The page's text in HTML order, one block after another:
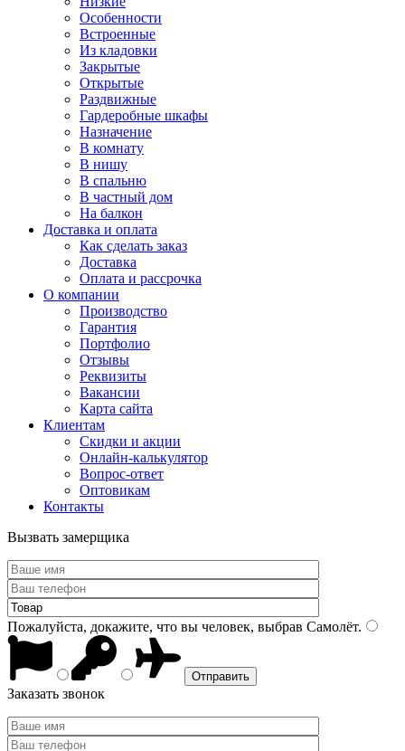
Особенности
Встроенные
Из кладовки
Закрытые
Открытые
Раздвижные
Гардеробные шкафы
Назначение
В комнату
В нишу
В спальню
В частный дом
На балкон
Доставка и оплата
Как сделать заказ
Доставка
Оплата и рассрочка
О компании
Производство
Гарантия
Портфолио
Отзывы
Реквизиты
Вакансии
Карта сайта
Клиентам
Скидки и акции
Онлайн-калькулятор
Вопрос-ответ
Оптовикам
Контакты
Вызвать замерщика
Пожалуйста, докажите, что вы человек, выбрав Самолёт.
Заказать звонок